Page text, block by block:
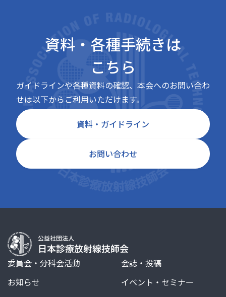
資料・各種手続きは
こちら
ガイドラインや各種資料の確認、本会へのお問い合わ
せは以下からご利用いただけます。
資料・ガイドライン
お問い合わせ
委員会・分科会活動
会誌・投稿
お知らせ
イベント・セミナー